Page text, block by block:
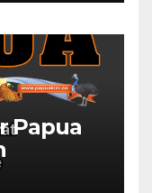
Papua